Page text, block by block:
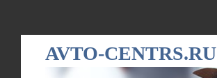
AVTO-CENTRS.RU